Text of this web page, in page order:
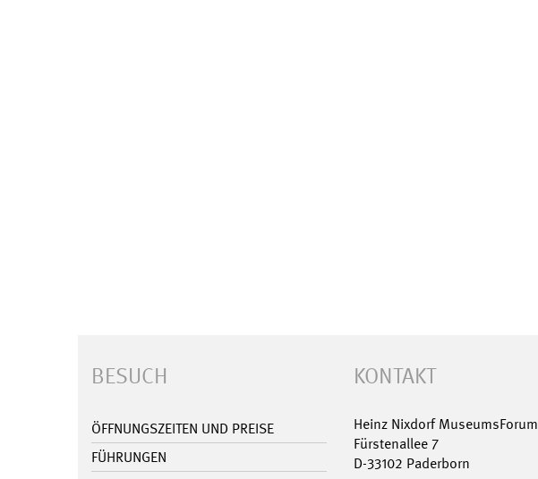
BESUCH
ÖFFNUNGSZEITEN UND PREISE
FÜHRUNGEN
KONTAKT
Heinz Nixdorf MuseumsForum
Fürstenallee 7
D-33102 Paderborn